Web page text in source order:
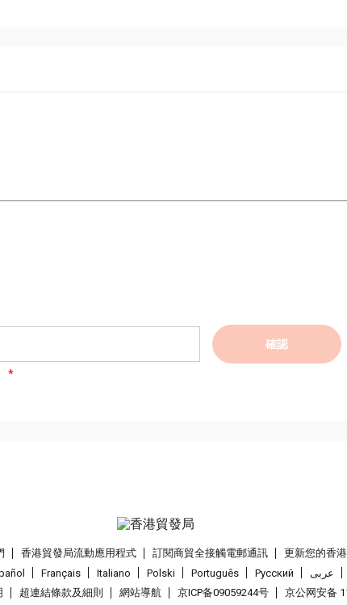
確認
香港貿發局流動應用程式 訂閱商貿全接觸電郵通訊 更新您的香
Français Italiano Polski Português Pусский عربى
超連結條款及細則 網站導航 京ICP备09059244号 京公网安备